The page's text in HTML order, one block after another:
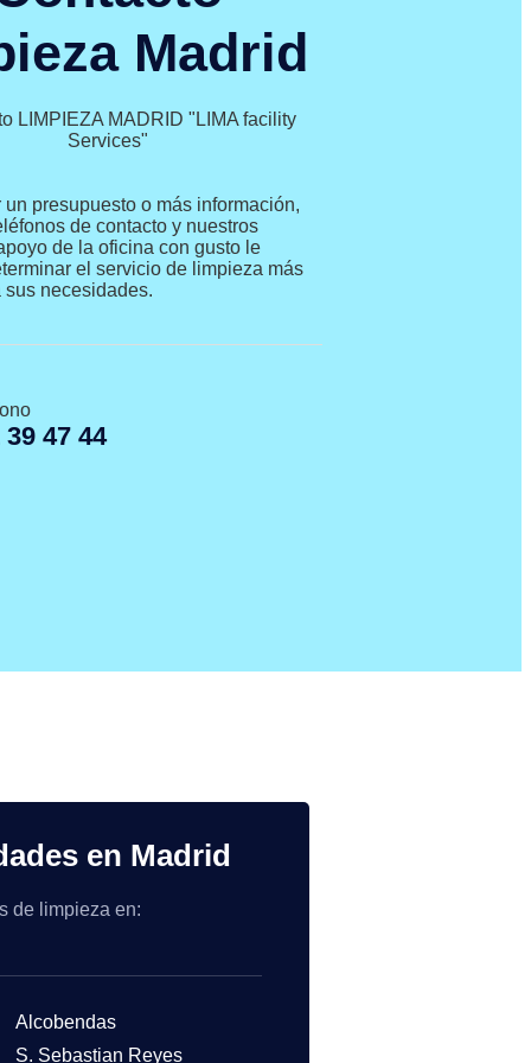
Madrid
un presupuesto o más información,
de contacto y nuestros
de la oficina con gusto le
el servicio de limpieza más
sus necesidades.
39 47 44
en Madrid
de limpieza en:
Alcobendas
S. Sebastian Reyes